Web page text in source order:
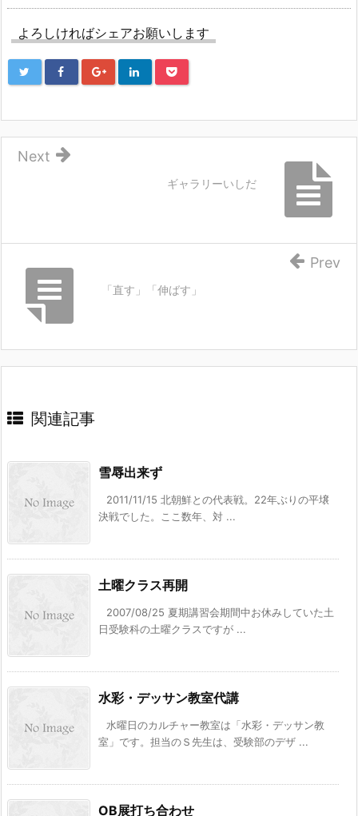
よろしければシェアお願いします
ギャラリーいしだ
Next
「直す」「伸ばす」
Prev
関連記事
雪辱出来ず
2011/11/15 北朝鮮との代表戦。22年ぶりの平壌
決戦でした。ここ数年、対 ...
土曜クラス再開
2007/08/25 夏期講習会期間中お休みしていた土
日受験科の土曜クラスですが ...
水彩・デッサン教室代講
水曜日のカルチャー教室は「水彩・デッサン教
室」です。担当のＳ先生は、受験部のデザ ...
OB展打ち合わせ